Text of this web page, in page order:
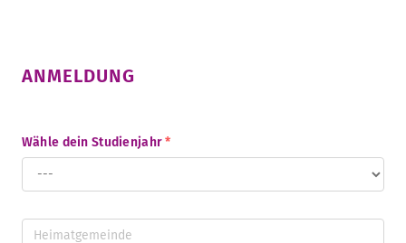
ANMELDUNG
Wähle dein Studienjahr*